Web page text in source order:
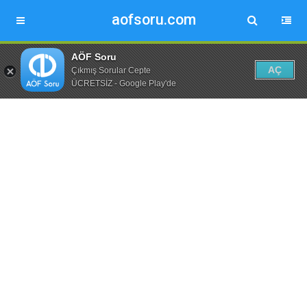
aofsoru.com
AÖF Soru
Çıkmış Sorular Cepte
ÜCRETSİZ - Google Play'de
AÇ